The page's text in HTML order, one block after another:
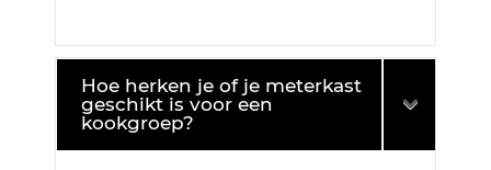
Hoe herken je of je meterkast
geschikt is voor een
kookgroep?